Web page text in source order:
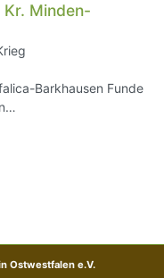
Minden-
Barkhausen Funde
Ostwestfalen e.V.